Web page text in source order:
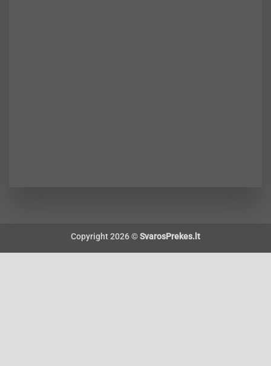
Copyright 2026 ©SvarosPrekes.lt